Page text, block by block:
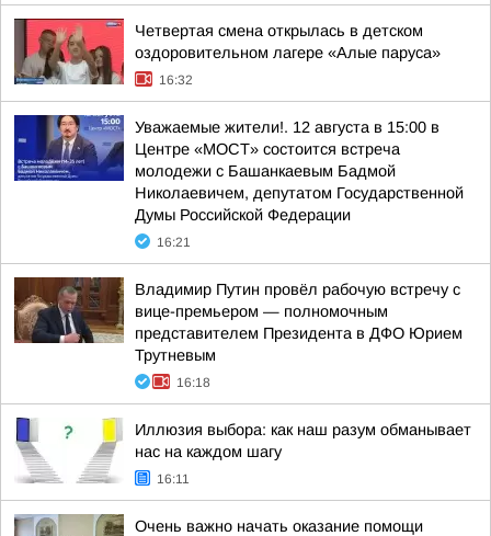
Четвертая смена открылась в детском
оздоровительном лагере «Алые паруса»
16:32
Уважаемые жители!. 12 августа в 15:00 в
Центре «МОСТ» состоится встреча
молодежи с Башанкаевым Бадмой
Николаевичем, депутатом Государственной
Думы Российской Федерации
16:21
Владимир Путин провёл рабочую встречу с
вице-премьером — полномочным
представителем Президента в ДФО Юрием
Трутневым
16:18
Иллюзия выбора: как наш разум обманывает
нас на каждом шагу
16:11
Очень важно начать оказание помощи